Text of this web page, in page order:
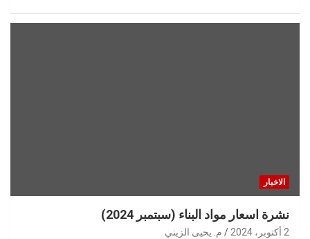
الاخبار
نشرة اسعار مواد البناء (سبتمبر 2024)
2 أكتوبر، 2024 م. يحيى الزيني